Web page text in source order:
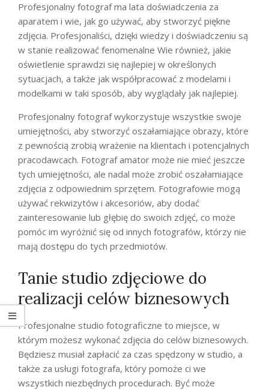
Profesjonalny fotograf ma lata doświadczenia za
aparatem i wie, jak go używać, aby stworzyć piękne
zdjęcia. Profesjonaliści, dzięki wiedzy i doświadczeniu są
w stanie realizować fenomenalne Wie również, jakie
oświetlenie sprawdzi się najlepiej w określonych
sytuacjach, a także jak współpracować z modelami i
modelkami w taki sposób, aby wyglądały jak najlepiej.
Profesjonalny fotograf wykorzystuje wszystkie swoje
umiejętności, aby stworzyć oszałamiające obrazy, które
z pewnością zrobią wrażenie na klientach i potencjalnych
pracodawcach. Fotograf amator może nie mieć jeszcze
tych umiejętności, ale nadal może zrobić oszałamiające
zdjęcia z odpowiednim sprzętem. Fotografowie mogą
używać rekwizytów i akcesoriów, aby dodać
zainteresowanie lub głębię do swoich zdjęć, co może
pomóc im wyróżnić się od innych fotografów, którzy nie
mają dostępu do tych przedmiotów.
Tanie studio zdjęciowe do
realizacji celów biznesowych
Profesjonalne studio fotograficzne to miejsce, w
którym możesz wykonać zdjęcia do celów biznesowych.
Będziesz musiał zapłacić za czas spędzony w studio, a
także za usługi fotografa, który pomoże ci we
wszystkich niezbędnych procedurach. Być może